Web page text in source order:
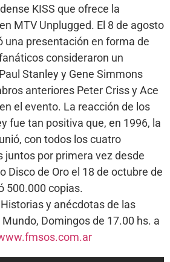
KISS que ofrece la
MTV Unplugged. El 8 de agosto
una presentación en forma de
consideraron un
Stanley y Gene Simmons
anteriores Peter Criss y Ace
el evento. La reacción de los
fue tan positiva que, en 1996, la
con todos los cuatro
juntos por primera vez desde
Disco de Oro el 18 de octubre de
500.000 copias.
y anécdotas de las
Domingos de 17.00 hs. a